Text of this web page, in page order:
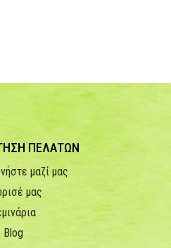
ΠΕΛΑΤΩΝ
μαζί μας
μας
Blog